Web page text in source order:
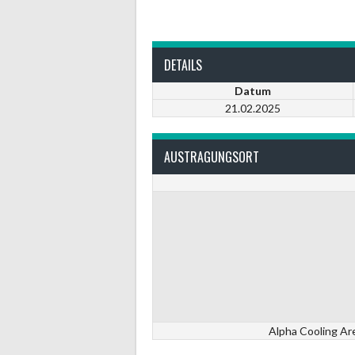
DETAILS
Datum
21.02.2025
AUSTRAGUNGSORT
Alpha Cooling